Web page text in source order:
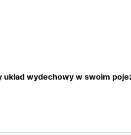
wydechowy w swoim